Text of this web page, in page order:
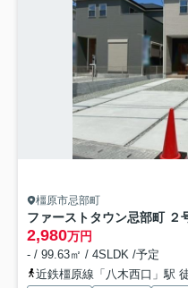
橿原市忌部町
ファーストタウン忌部町 ２
2,980万円
- / 99.63㎡ / 4SLDK /予定
近鉄橿原線「八木西口」駅